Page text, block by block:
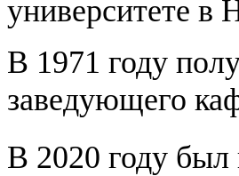
университете в
В 1971 году
заведующего
В 2020 году